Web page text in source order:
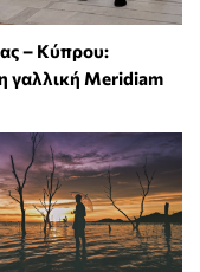
– Κύπρου:
γαλλική Meridiam